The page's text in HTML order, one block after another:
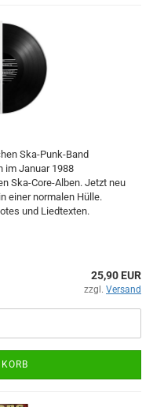
Ska-Punk-Band
im Januar 1988
Ska-Core-Alben. Jetzt neu
einer normalen Hülle.
und Liedtexten.
25,90 EUR
zzgl. Versand